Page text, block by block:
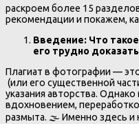
раскроем более 15
рекомендации и покажем,
Введение: Что
его трудно
Плагиат в фотографии —
(или его существенной
указания авторства.
вдохновением,
размыта. 🌫️ Именно здесь и